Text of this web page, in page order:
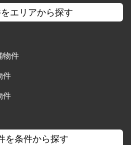
エリアから探す
物件
件
件
を条件から探す